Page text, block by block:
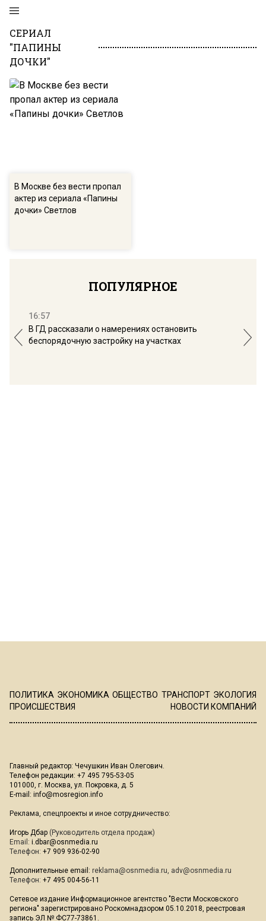
СЕРИАЛ
"ПАПИНЫ
ДОЧКИ"
В Москве без вести пропал
актер из сериала «Папины
дочки» Светлов
ПОПУЛЯРНОЕ
16:57
В ГД рассказали о намерениях остановить
беспорядочную застройку на участках
ПОЛИТИКА ЭКОНОМИКА ОБЩЕСТВО ТРАНСПОРТ ЭКОЛОГИЯ
ПРОИСШЕСТВИЯ
НОВОСТИ КОМПАНИЙ
Главный редактор: Чечушкин Иван Олегович.
Телефон редакции: +7 495 795-53-05
101000, г. Москва, ул. Покровка, д. 5
E-mail: info@mosregion.info
Реклама, спецпроекты и иное сотрудничество:
Игорь Дбар (Руководитель отдела продаж)
Email: i.dbar@osnmedia.ru
Телефон: +7 909 936-02-90
Дополнительные email: reklama@osnmedia.ru, adv@osnmedia.ru
Телефон: +7 495 004-56-11
Сетевое издание Информационное агентство "Вести Московского
региона" зарегистрировано Роскомнадзором 05.10.2018, реестровая
запись ЭЛ № ФС77-73861.